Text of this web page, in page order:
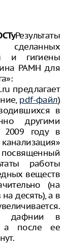
Результаты
и гигиены
РАМН для
предлагает
pdf-файл)
в
другими
году в
работы
веществ
(на
десять), а в
дафнии в
а после ее